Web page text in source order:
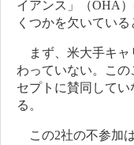
イアンス」（OHA
くつかを欠いている
まず、米大手キャ
わっていない。こ
セプトに賛同して
る。
この2社の不参加